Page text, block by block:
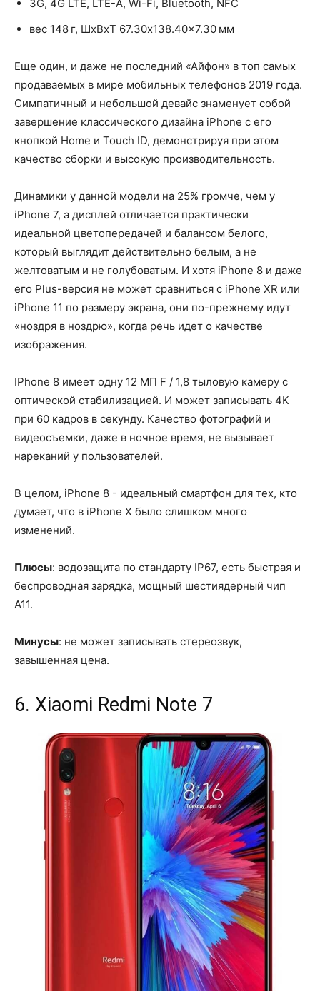
3G, 4G LTE, LTE-A, Wi-Fi, Bluetooth, NFC
вес 148 г, ШxВxТ 67.30x138.40x7.30 мм
Еще один, и даже не последний «Айфон» в топ самых
продаваемых в мире мобильных телефонов 2019 года.
Симпатичный и небольшой девайс знаменует собой
завершение классического дизайна iPhone с его
кнопкой Home и Touch ID, демонстрируя при этом
качество сборки и высокую производительность.
Динамики у данной модели на 25% громче, чем у
iPhone 7, а дисплей отличается практически
идеальной цветопередачей и балансом белого,
который выглядит действительно белым, а не
желтоватым и не голубоватым. И хотя iPhone 8 и даже
его Plus-версия не может сравниться с iPhone XR или
iPhone 11 по размеру экрана, они по-прежнему идут
«ноздря в ноздрю», когда речь идет о качестве
изображения.
IPhone 8 имеет одну 12 МП F / 1,8 тыловую камеру с
оптической стабилизацией. И может записывать 4К
при 60 кадров в секунду. Качество фотографий и
видеосъемки, даже в ночное время, не вызывает
нареканий у пользователей.
В целом, iPhone 8 - идеальный смартфон для тех, кто
думает, что в iPhone X было слишком много
изменений.
Плюсы: водозащита по стандарту IP67, есть быстрая и
беспроводная зарядка, мощный шестиядерный чип
А11.
Минусы: не может записывать стереозвук,
завышенная цена.
6. Xiaomi Redmi Note 7